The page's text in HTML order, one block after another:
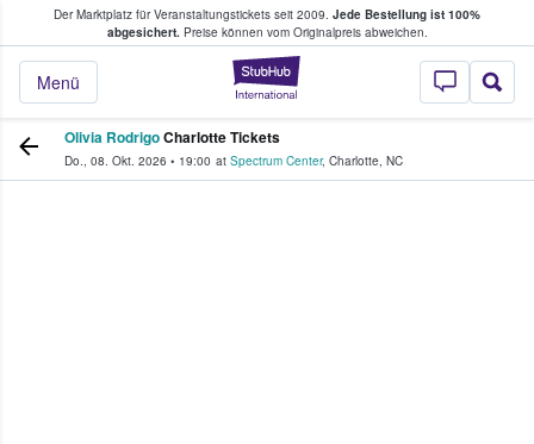
Der Marktplatz für Veranstaltungstickets seit 2009. Jede Bestellung ist 100%
abgesichert.Preise können vom Originalpreis abweichen.
StubHub - Wo
Menü
Tickets kaufen & verkaufen
Olivia RodrigoCharlotte Tickets
Do., 08. Okt. 2026 • 19:00 at Spectrum Center, Charlotte, NC